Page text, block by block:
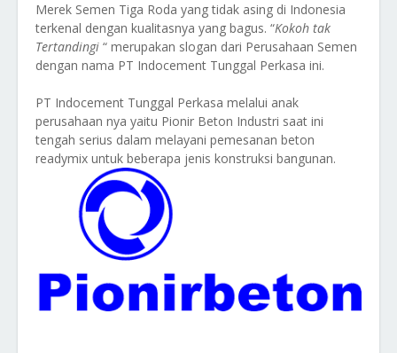
Merek Semen Tiga Roda yang tidak asing di Indonesia
terkenal dengan kualitasnya yang bagus. “Kokoh tak
Tertandingi “ merupakan slogan dari Perusahaan Semen
dengan nama PT Indocement Tunggal Perkasa ini.
PT Indocement Tunggal Perkasa melalui anak
perusahaan nya yaitu Pionir Beton Industri saat ini
tengah serius dalam melayani pemesanan beton
readymix untuk beberapa jenis konstruksi bangunan.